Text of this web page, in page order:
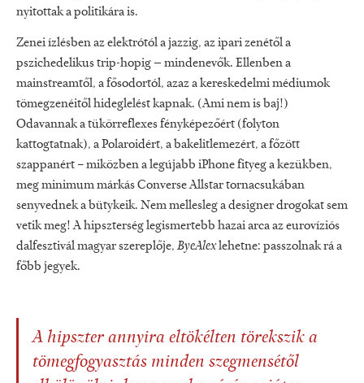
nyitottak a politikára is.
Zenei ízlésben az elektrótól a jazzig, az ipari zenétől a
pszichedelikus trip-hopig ‒ mindenevők. Ellenben a
mainstreamtől, a fősodortól, azaz a kereskedelmi médiumok
tömegzenéitől hideglelést kapnak. (Ami nem is baj!)
Odavannak a tükörreflexes fényképezőért (folyton
kattogtatnak), a Polaroidért, a bakelitlemezért, a főzött
szappanért – miközben a legújabb iPhone fityeg a kezükben,
meg minimum márkás Converse Allstar tornacsukában
senyvednek a bütykeik. Nem mellesleg a designer drogokat sem
vetik meg! A hipszterség legismertebb hazai arca az eurovíziós
dalfesztivál magyar szereplője,ByeAlexlehetne: passzolnak rá a
főbb jegyek.
A hipszter annyira eltökélten törekszik a
tömegfogyasztás minden szegmensétől